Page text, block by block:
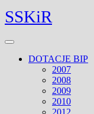
Skip
to
Facebook
Twitter
SSKiR
Open
DOTACJE BIP
2007
2008
2009
2010
2012